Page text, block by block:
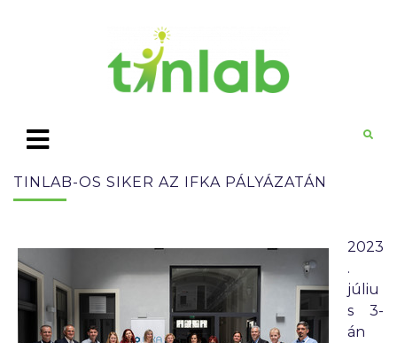
TINLAB-OS SIKER AZ IFKA PÁLYÁZATÁN
2023
.
júliu
s 3-
án